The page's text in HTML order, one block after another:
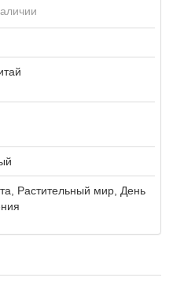
Растительный мир, День